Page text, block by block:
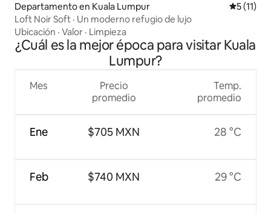
Departamento en Kuala Lumpur
5 (11)
Loft Noir Soft · Un moderno refugio de lujo
Ubicación · Valor · Limpieza
¿Cuál es la mejor época para visitar Kuala
Lumpur?
Mes
Ene
Feb
Precio
promedio
$705 MXN
$740 MXN
Temp.
promedio
28 °C
29 °C